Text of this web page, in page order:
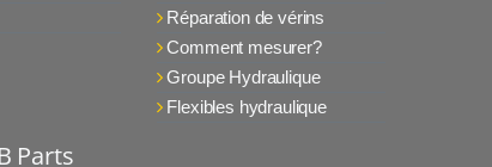
Réparation de vérins
Comment mesurer?
Groupe Hydraulique
Flexibles hydraulique
Parts